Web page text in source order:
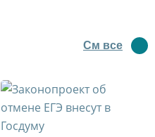
См все